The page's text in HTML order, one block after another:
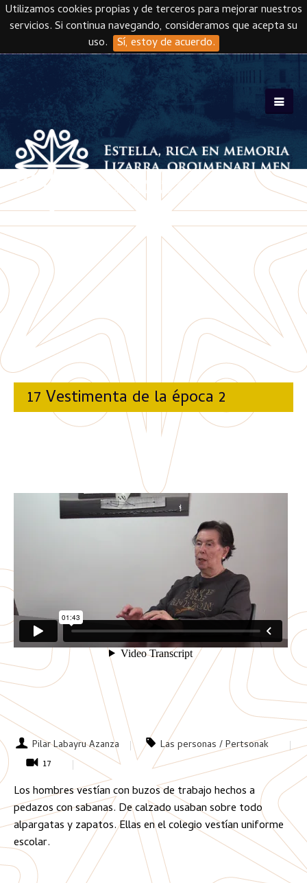
Utilizamos cookies propias y de terceros para mejorar nuestros
servicios. Si continua navegando, consideramos que acepta su
uso. Sí, estoy de acuerdo.
Skip to main content
17 Vestimenta de la época 2
Pilar Labayru Azanza
Las personas / Pertsonak
17
Los hombres vestían con buzos de trabajo hechos a
pedazos con sabanas. De calzado usaban sobre todo
alpargatas y zapatos. Ellas en el colegio vestían uniforme
escolar.